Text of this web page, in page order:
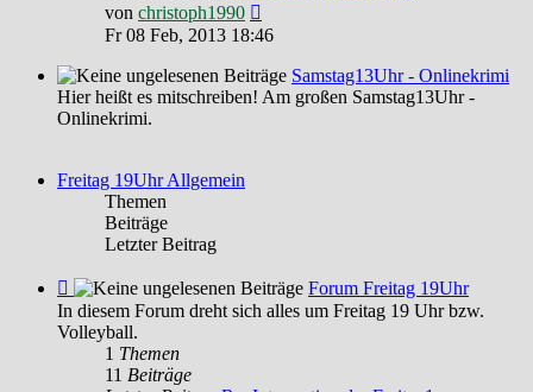
von christoph1990
Beitrag
Fr 08 Feb, 2013 18:46
Samstag13Uhr - Onlinekrimi
Hier heißt es mitschreiben! Am großen Samstag13Uhr -
Onlinekrimi.
Freitag 19Uhr Allgemein
Themen
Beiträge
Letzter Beitrag
Feed
-
Forum
Freitag
19Uhr
Forum Freitag 19Uhr
In diesem Forum dreht sich alles um Freitag 19 Uhr bzw.
Volleyball.
1 Themen
11 Beiträge